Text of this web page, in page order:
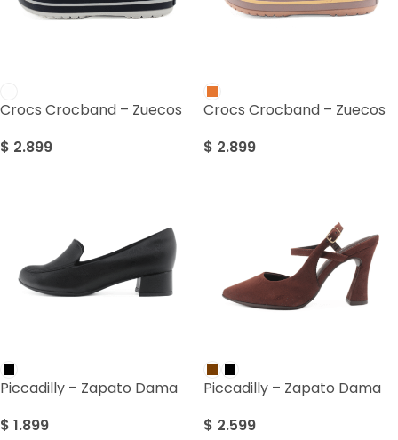
Crocs Crocband – Zuecos
$ 2.899
Crocs Crocband – Zuecos
$ 2.899
Piccadilly – Zapato Dama
$ 1.899
Piccadilly – Zapato Dama
$ 2.599